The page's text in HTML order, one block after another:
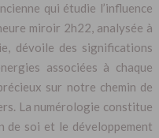
qui étudie l’influence
miroir 2h22, analysée à
dévoile des significations
associées à chaque
sur notre chemin de
La numérologie constitue
de soi et le développement